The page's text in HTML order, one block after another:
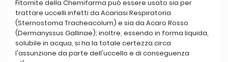
Fitomite della Chemifarma può essere usato sia per
trattare uccelli infetti da Acariasi Respiratoria
(Sternostoma Tracheacolum) e sia da Acaro Rosso
(Dermanyssus Gallinae); inoltre, essendo in forma liquida,
solubile in acqua, si ha la totale certezza circa
l'assunzione da parte dell'uccello e di conseguenza